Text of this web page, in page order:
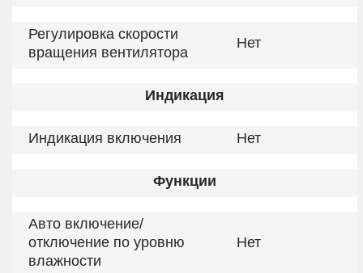
Регулировка скорости
вращения вентилятора
Нет
Индикация
Индикация включения Нет
Функции
Авто включение/
отключение по уровню
влажности
Нет